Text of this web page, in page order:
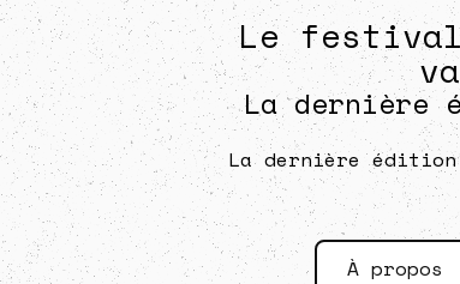
Le
La dernière
La dernière
À propos